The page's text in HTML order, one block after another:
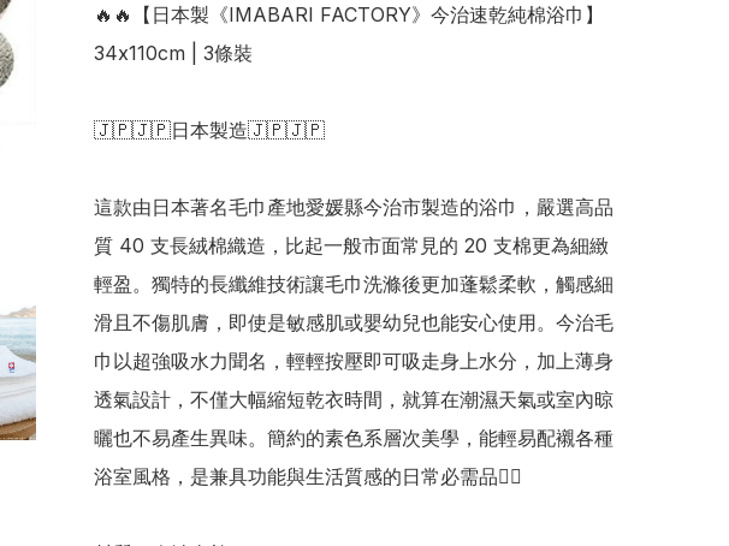
🔥🔥【日本製《IMABARI FACTORY》今治速乾純棉浴巾】
34x110cm | 3條裝
🇯🇵🇯🇵日本製造🇯🇵🇯🇵
這款由日本著名毛巾產地愛媛縣今治市製造的浴巾，嚴選高品
質 40 支長絨棉織造，比起一般市面常見的 20 支棉更為細緻
輕盈。獨特的長纖維技術讓毛巾洗滌後更加蓬鬆柔軟，觸感細
滑且不傷肌膚，即使是敏感肌或嬰幼兒也能安心使用。今治毛
巾以超強吸水力聞名，輕輕按壓即可吸走身上水分，加上薄身
透氣設計，不僅大幅縮短乾衣時間，就算在潮濕天氣或室內晾
曬也不易產生異味。簡約的素色系層次美學，能輕易配襯各種
浴室風格，是兼具功能與生活質感的日常必需品👍🏻